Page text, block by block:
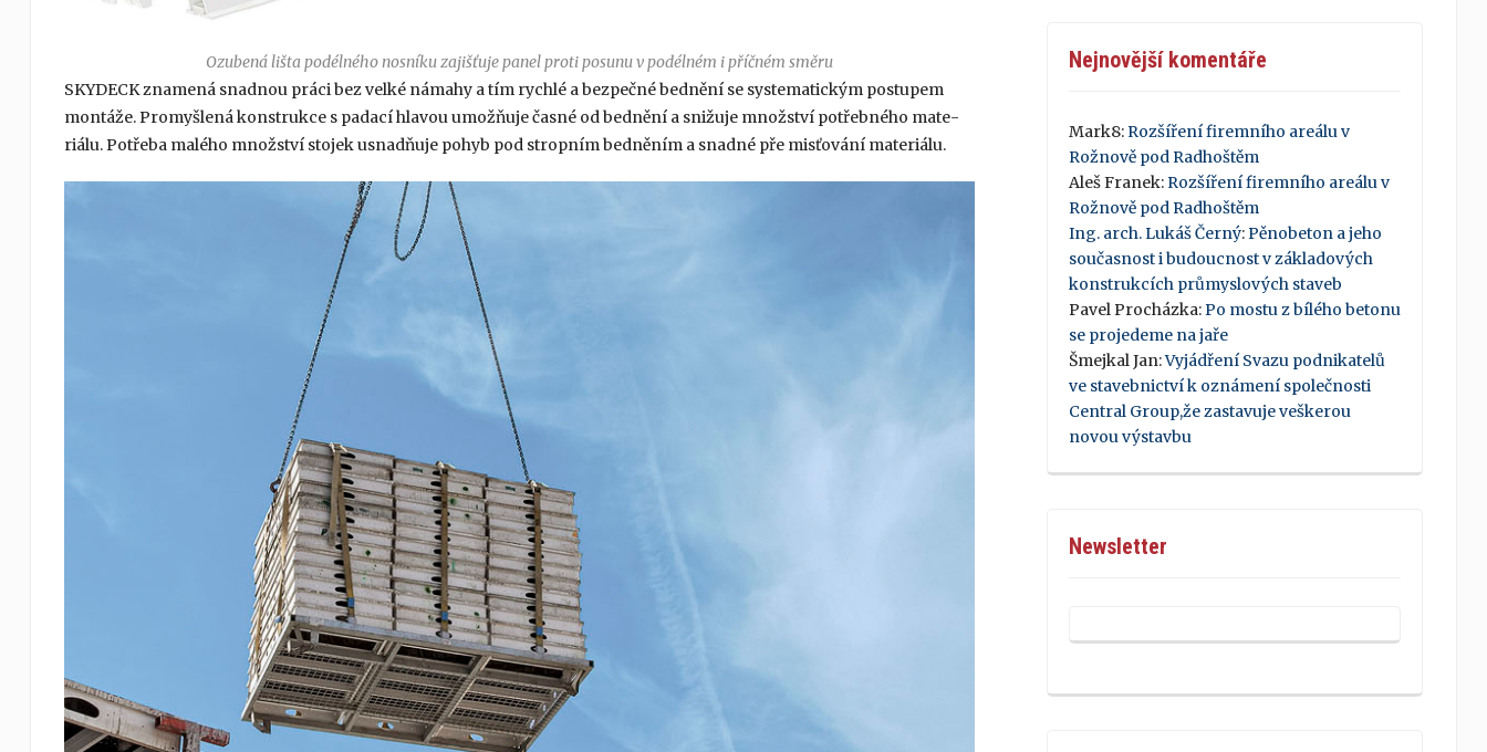
Ozubená lišta podélného nosníku zajišťuje panel proti posunu v podélném i příčném směru
SKYDECK znamená snadnou práci bez velké námahy a tím rychlé a bezpečné bednění se systematickým postupem
montáže. Promyšlená konstrukce s padací hlavou umožňuje časné od­ bednění a snižuje množství potřebného mate­
riálu. Potřeba malého množství stojek usnadňuje pohyb pod stropním bedněním a snadné pře­ misťování materiálu.
Nejnovější komentáře
Mark8:Rozšíření firemního areálu v
Rožnově pod Radhoštěm
Aleš Franek:Rozšíření firemního areálu v
Rožnově pod Radhoštěm
Ing. arch. Lukáš Černý:Pěnobeton a jeho
současnost i budoucnost v základových
konstrukcích průmyslových staveb
Pavel Procházka:Po mostu z bílého betonu
se projedeme na jaře
Šmejkal Jan:Vyjádření Svazu podnikatelů
ve stavebnictví k oznámení společnosti
Central Group,že zastavuje veškerou
novou výstavbu
Newsletter